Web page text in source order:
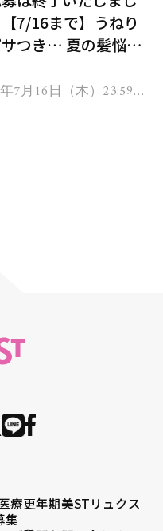
7/16まで】うねり
つき… 夏の髪悩み
名様にプレゼン
7月16日（木）23:59ま
療更年期美STリュクス
集